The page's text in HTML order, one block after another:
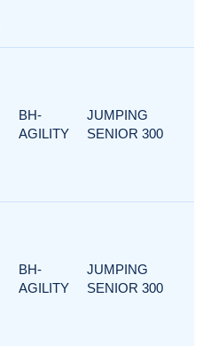
BH-
AGILITY
JUMPING
SENIOR 300
BH-
AGILITY
JUMPING
SENIOR 300